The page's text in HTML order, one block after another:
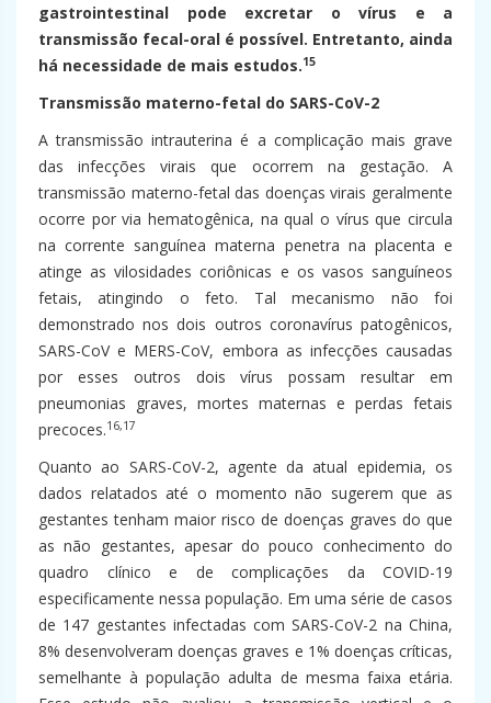
gastrointestinal pode excretar o vírus e a
transmissão fecal-oral é possível. Entretanto, ainda
há necessidade de mais estudos.15
Transmissão materno-fetal do SARS-CoV-2
A transmissão intrauterina é a complicação mais grave
das infecções virais que ocorrem na gestação. A
transmissão materno-fetal das doenças virais geralmente
ocorre por via hematogênica, na qual o vírus que circula
na corrente sanguínea materna penetra na placenta e
atinge as vilosidades coriônicas e os vasos sanguíneos
fetais, atingindo o feto. Tal mecanismo não foi
demonstrado nos dois outros coronavírus patogênicos,
SARS-CoV e MERS-CoV, embora as infecções causadas
por esses outros dois vírus possam resultar em
pneumonias graves, mortes maternas e perdas fetais
precoces.16,17
Quanto ao SARS-CoV-2, agente da atual epidemia, os
dados relatados até o momento não sugerem que as
gestantes tenham maior risco de doenças graves do que
as não gestantes, apesar do pouco conhecimento do
quadro clínico e de complicações da COVID-19
especificamente nessa população. Em uma série de casos
de 147 gestantes infectadas com SARS-CoV-2 na China,
8% desenvolveram doenças graves e 1% doenças críticas,
semelhante à população adulta de mesma faixa etária.